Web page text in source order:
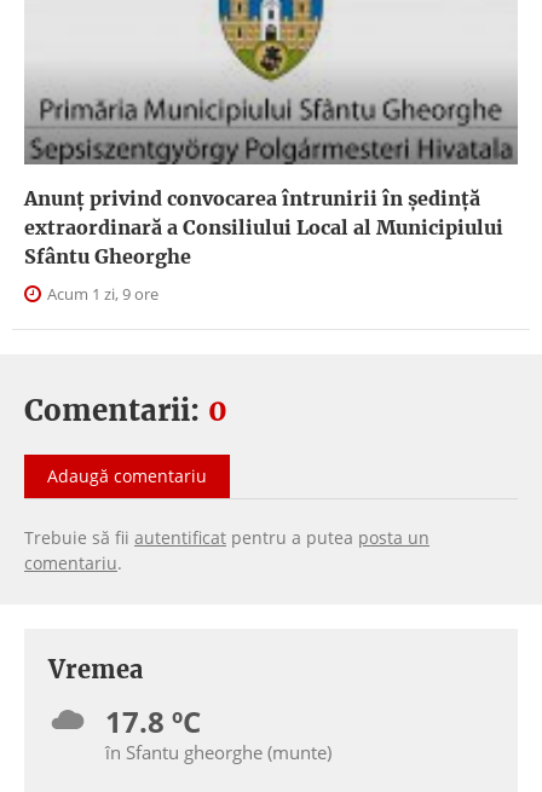
Anunţ privind convocarea întrunirii în şedinţă
extraordinară a Consiliului Local al Municipiului
Sfântu Gheorghe
Acum 1 zi, 9 ore
Comentarii: 0
Adaugă comentariu
Trebuie să fii autentificat pentru a putea posta un
comentariu.
Vremea
17.8 ºC
în Sfantu gheorghe (munte)